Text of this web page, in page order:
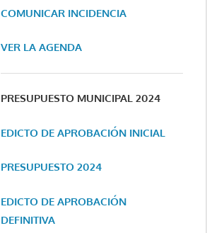
COMUNICAR INCIDENCIA
VER LA AGENDA
PRESUPUESTO MUNICIPAL 2024
EDICTO DE APROBACIÓN INICIAL
PRESUPUESTO 2024
EDICTO DE APROBACIÓN
DEFINITIVA